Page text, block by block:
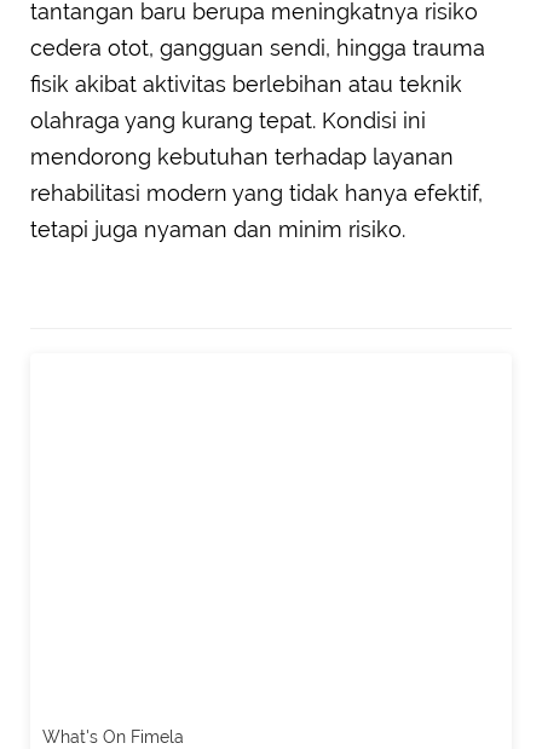
tantangan baru berupa meningkatnya risiko
cedera otot, gangguan sendi, hingga trauma
fisik akibat aktivitas berlebihan atau teknik
olahraga yang kurang tepat. Kondisi ini
mendorong kebutuhan terhadap layanan
rehabilitasi modern yang tidak hanya efektif,
tetapi juga nyaman dan minim risiko.
What's On Fimela